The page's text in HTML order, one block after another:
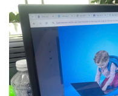
nhiệm vụ trọng tâm được
đồng bộ, từ hoàn thiện
IPv6 đến truyền thông và
đó, chương trình siết chặt
nghệ, viễn thông và đơn vị
gỡ bỏ nội dung độc hại và